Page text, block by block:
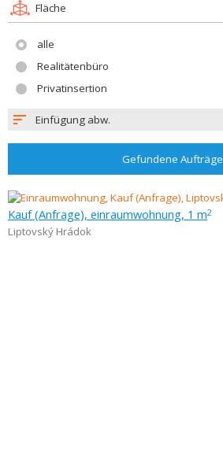
Fläche
alle
Realitätenbüro
Privatinsertion
Einfügung abw.
Gefundene Aufträge
Kauf (Anfrage), einraumwohnung, 1 m2
Liptovský Hrádok